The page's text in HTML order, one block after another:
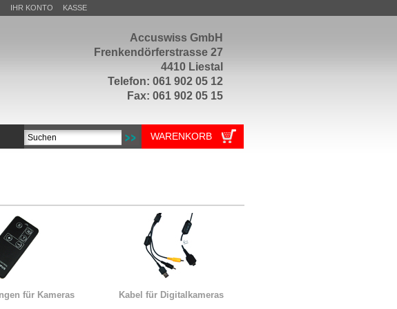
Accuswiss GmbH
Frenkendörferstrasse 27
4410 Liestal
Telefon: 061 902 05 12
Fax: 061 902 05 15
IHR KONTO KASSE
WARENKORB
für Kameras Kabel für Digitalkameras